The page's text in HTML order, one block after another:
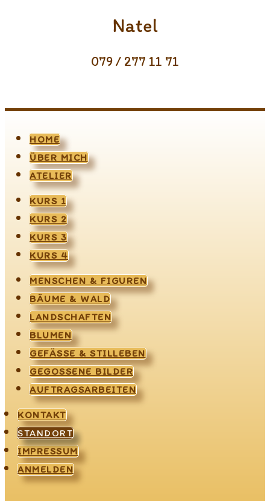
Natel
079 / 277 11 71
HOME
ÜBER MICH
ATELIER
KURS 1
KURS 2
KURS 3
KURS 4
MENSCHEN & FIGUREN
BÄUME & WALD
LANDSCHAFTEN
BLUMEN
GEFÄSSE & STILLEBEN
GEGOSSENE BILDER
AUFTRAGSARBEITEN
KONTAKT
STANDORT
IMPRESSUM
ANMELDEN